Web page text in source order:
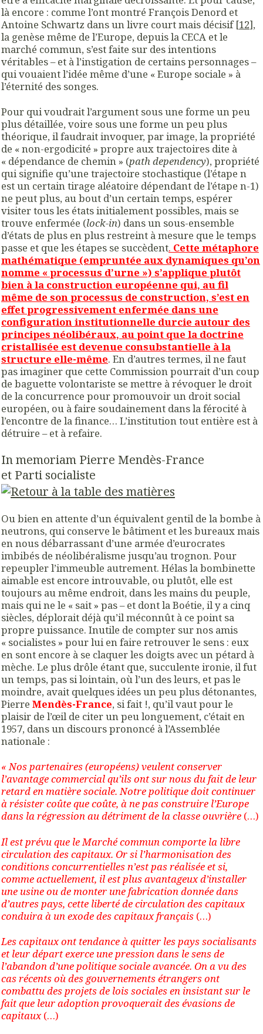
là encore : comme l’ont montré François Denord et
Antoine Schwartz dans un livre court mais décisif [12],
la genèse même de l’Europe, depuis la CECA et le
marché commun, s’est faite sur des intentions
véritables – et à l’instigation de certains personnages –
qui vouaient l’idée même d’une « Europe sociale » à
l’éternité des songes.
Pour qui voudrait l’argument sous une forme un peu
plus détaillée, voire sous une forme un peu plus
théorique, il faudrait invoquer, par image, la propriété
de « non-ergodicité » propre aux trajectoires dite à
« dépendance de chemin » (path dependency), propriété
qui signifie qu’une trajectoire stochastique (l’étape n
est un certain tirage aléatoire dépendant de l’étape n-1)
ne peut plus, au bout d’un certain temps, espérer
visiter tous les états initialement possibles, mais se
trouve enfermée (lock-in) dans un sous-ensemble
d’états de plus en plus restreint à mesure que le temps
passe et que les étapes se succèdent. Cette métaphore
mathématique (empruntée aux dynamiques qu’on
nomme « processus d’urne ») s’applique plutôt
bien à la construction européenne qui, au fil
même de son processus de construction, s’est en
effet progressivement enfermée dans une
configuration institutionnelle durcie autour des
principes néolibéraux, au point que la doctrine
cristallisée est devenue consubstantielle à la
structure elle-même. En d’autres termes, il ne faut
pas imaginer que cette Commission pourrait d’un coup
de baguette volontariste se mettre à révoquer le droit
de la concurrence pour promouvoir un droit social
européen, ou à faire soudainement dans la férocité à
l’encontre de la finance… L’institution tout entière est à
détruire – et à refaire.
In memoriam Pierre Mendès-France
et Parti socialiste
Ou bien en attente d’un équivalent gentil de la bombe à
neutrons, qui conserve le bâtiment et les bureaux mais
en nous débarrassant d’une armée d’eurocrates
imbibés de néolibéralisme jusqu’au trognon. Pour
repeupler l’immeuble autrement. Hélas la bombinette
aimable est encore introuvable, ou plutôt, elle est
toujours au même endroit, dans les mains du peuple,
mais qui ne le « sait » pas – et dont la Boétie, il y a cinq
siècles, déplorait déjà qu’il méconnût à ce point sa
propre puissance. Inutile de compter sur nos amis
« socialistes » pour lui en faire retrouver le sens : eux
en sont encore à se claquer les doigts avec un pétard à
mèche. Le plus drôle étant que, succulente ironie, il fut
un temps, pas si lointain, où l’un des leurs, et pas le
moindre, avait quelques idées un peu plus détonantes,
Pierre Mendès-France, si fait !, qu’il vaut pour le
plaisir de l’œil de citer un peu longuement, c’était en
1957, dans un discours prononcé à l’Assemblée
nationale :
« Nos partenaires (européens) veulent conserver
l’avantage commercial qu’ils ont sur nous du fait de leur
retard en matière sociale. Notre politique doit continuer
à résister coûte que coûte, à ne pas construire l’Europe
dans la régression au détriment de la classe ouvrière (…)
Il est prévu que le Marché commun comporte la libre
circulation des capitaux. Or si l’harmonisation des
conditions concurrentielles n’est pas réalisée et si,
comme actuellement, il est plus avantageux d’installer
une usine ou de monter une fabrication donnée dans
d’autres pays, cette liberté de circulation des capitaux
conduira à un exode des capitaux français (…)
Les capitaux ont tendance à quitter les pays socialisants
et leur départ exerce une pression dans le sens de
l’abandon d’une politique sociale avancée. On a vu des
cas récents où des gouvernements étrangers ont
combattu des projets de lois sociales en insistant sur le
fait que leur adoption provoquerait des évasions de
capitaux(…)